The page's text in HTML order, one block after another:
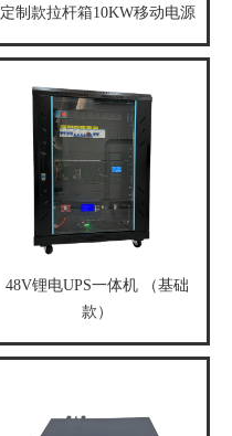
定制款拉杆箱10KW移动电源
48V锂电UPS一体机 （基础
款）